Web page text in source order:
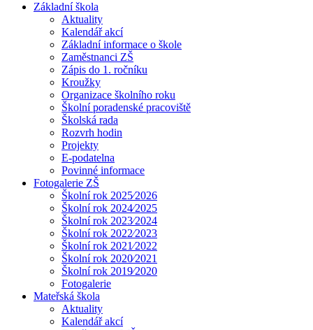
Základní škola
Aktuality
Kalendář akcí
Základní informace o škole
Zaměstnanci ZŠ
Zápis do 1. ročníku
Kroužky
Organizace školního roku
Školní poradenské pracoviště
Školská rada
Rozvrh hodin
Projekty
E-podatelna
Povinné informace
Fotogalerie ZŠ
Školní rok 2025⁄2026
Školní rok 2024⁄2025
Školní rok 2023⁄2024
Školní rok 2022⁄2023
Školní rok 2021⁄2022
Školní rok 2020⁄2021
Školní rok 2019⁄2020
Fotogalerie
Mateřská škola
Aktuality
Kalendář akcí